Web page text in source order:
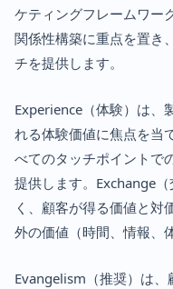
ケティングフレームワー
関係性構築に重点を置き
チを提供します。
Experience（体験）は、
れる体験価値に焦点を当
べてのタッチポイントで
提供します。Exchange
く、顧客が得る価値と対
外の価値（時間、情報、
Evangelism（推奨）は